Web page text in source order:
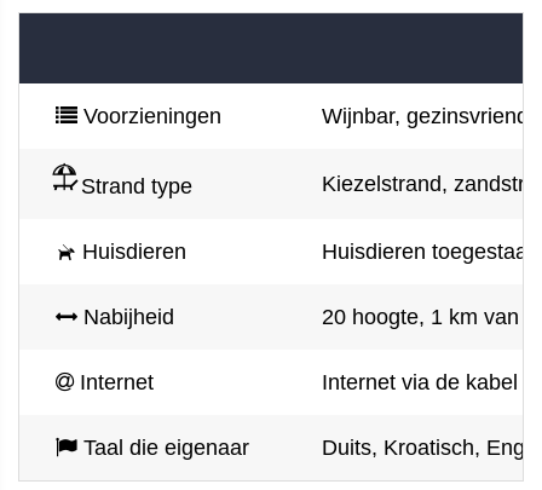
Voorzieningen Wijnbar,
Strand type Kiezelstrand,
Huisdieren Huisdieren
Nabijheid 20 hoogte, 1 km van
Internet Internet via de kabel
Taal die eigenaar Duits, Kroatisch,